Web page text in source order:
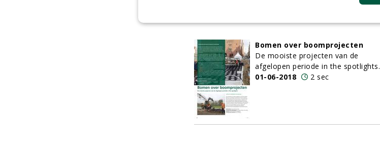
Bomen over boomprojecten
De mooiste projecten van de
afgelopen periode in the spotlights.
01-06-2018
2 sec